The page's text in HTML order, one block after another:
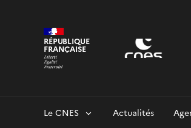
RÉPUBLIQUE
FRANÇAISE
Le CNES Actualités